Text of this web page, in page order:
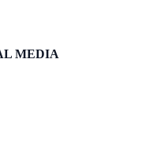
MEDIA